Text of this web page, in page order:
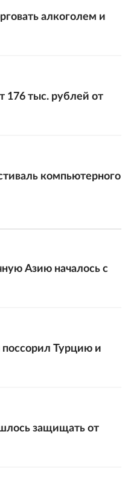
алкоголем и
176 тыс. рублей от
компьютерного
Азию началось с
поссорил Турцию и
защищать от